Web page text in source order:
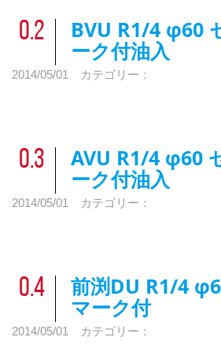
0.4
0.5
0.6
0.9
0.2
0.2
0.4
0.5
0.6
0.9
BVU R1/4 φ60
ーク付油入
2014/05/01 カテゴリー：
0.3
0.2
0.4
0.5
0.6
AVU R1/4 φ60
ーク付油入
2014/05/01 カテゴリー：
0.4
0.2
前渕DU R1/4
マーク付
2014/05/01 カテゴリー：